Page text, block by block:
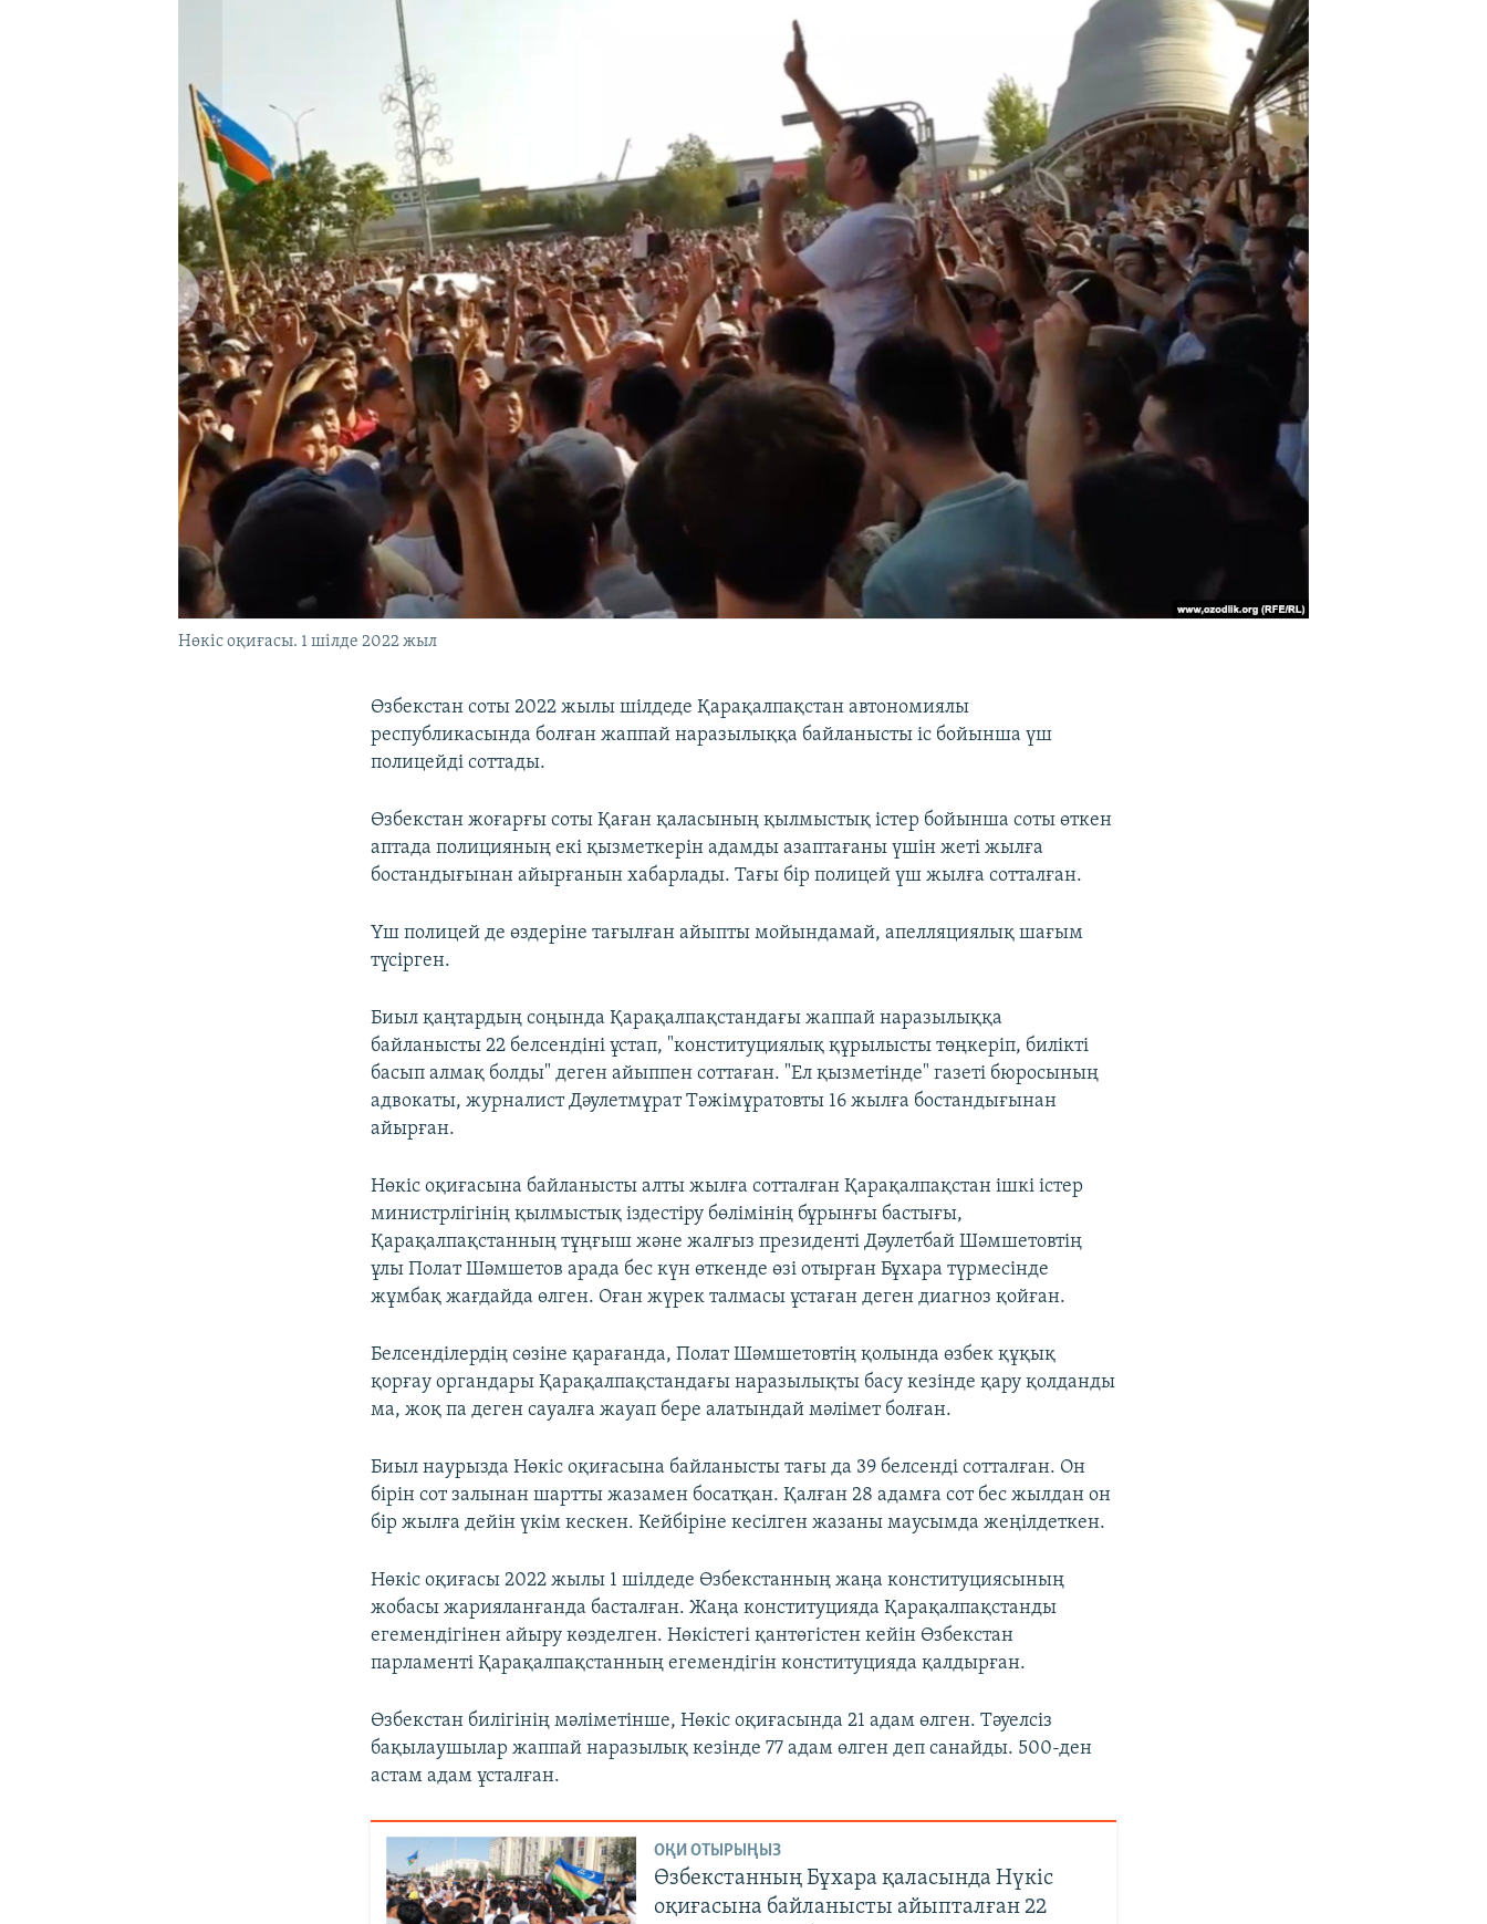
Нөкіс оқиғасы. 1 шілде 2022 жыл
Өзбекстан соты 2022 жылы шілдеде Қарақалпақстан автономиялы
республикасында болған жаппай наразылыққа байланысты іс бойынша үш
полицейді соттады.
Өзбекстан жоғарғы соты Қаған қаласының қылмыстық істер бойынша соты өткен
аптада полицияның екі қызметкерін адамды азаптағаны үшін жеті жылға
бостандығынан айырғанын хабарлады. Тағы бір полицей үш жылға сотталған.
Үш полицей де өздеріне тағылған айыпты мойындамай, апелляциялық шағым
түсірген.
Биыл қаңтардың соңында Қарақалпақстандағы жаппай наразылыққа
байланысты 22 белсендіні ұстап, "конституциялық құрылысты төңкеріп, билікті
басып алмақ болды" деген айыппен соттаған. "Ел қызметінде" газеті бюросының
адвокаты, журналист Дәулетмұрат Тәжімұратовты 16 жылға бостандығынан
айырған.
Нөкіс оқиғасына байланысты алты жылға сотталған Қарақалпақстан ішкі істер
министрлігінің қылмыстық іздестіру бөлімінің бұрынғы бастығы,
Қарақалпақстанның тұңғыш және жалғыз президенті Дәулетбай Шәмшетовтің
ұлы Полат Шәмшетов арада бес күн өткенде өзі отырған Бұхара түрмесінде
жұмбақ жағдайда өлген. Оған жүрек талмасы ұстаған деген диагноз қойған.
Белсенділердің сөзіне қарағанда, Полат Шәмшетовтің қолында өзбек құқық
қорғау органдары Қарақалпақстандағы наразылықты басу кезінде қару қолданды
ма, жоқ па деген сауалға жауап бере алатындай мәлімет болған.
Биыл наурызда Нөкіс оқиғасына байланысты тағы да 39 белсенді сотталған. Он
бірін сот залынан шартты жазамен босатқан. Қалған 28 адамға сот бес жылдан он
бір жылға дейін үкім кескен. Кейбіріне кесілген жазаны маусымда жеңілдеткен.
Нөкіс оқиғасы 2022 жылы 1 шілдеде Өзбекстанның жаңа конституциясының
жобасы жарияланғанда басталған. Жаңа конституцияда Қарақалпақстанды
егемендігінен айыру көзделген. Нөкістегі қантөгістен кейін Өзбекстан
парламенті Қарақалпақстанның егемендігін конституцияда қалдырған.
Өзбекстан билігінің мәліметінше, Нөкіс оқиғасында 21 адам өлген. Тәуелсіз
бақылаушылар жаппай наразылық кезінде 77 адам өлген деп санайды. 500-ден
астам адам ұсталған.
ОҚИ ОТЫРЫҢЫЗ
Өзбекстанның Бұхара қаласында Нүкіс
оқиғасына байланысты айыпталған 22